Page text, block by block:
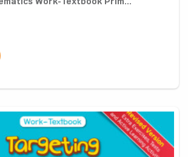
Work-Textbook Prim...